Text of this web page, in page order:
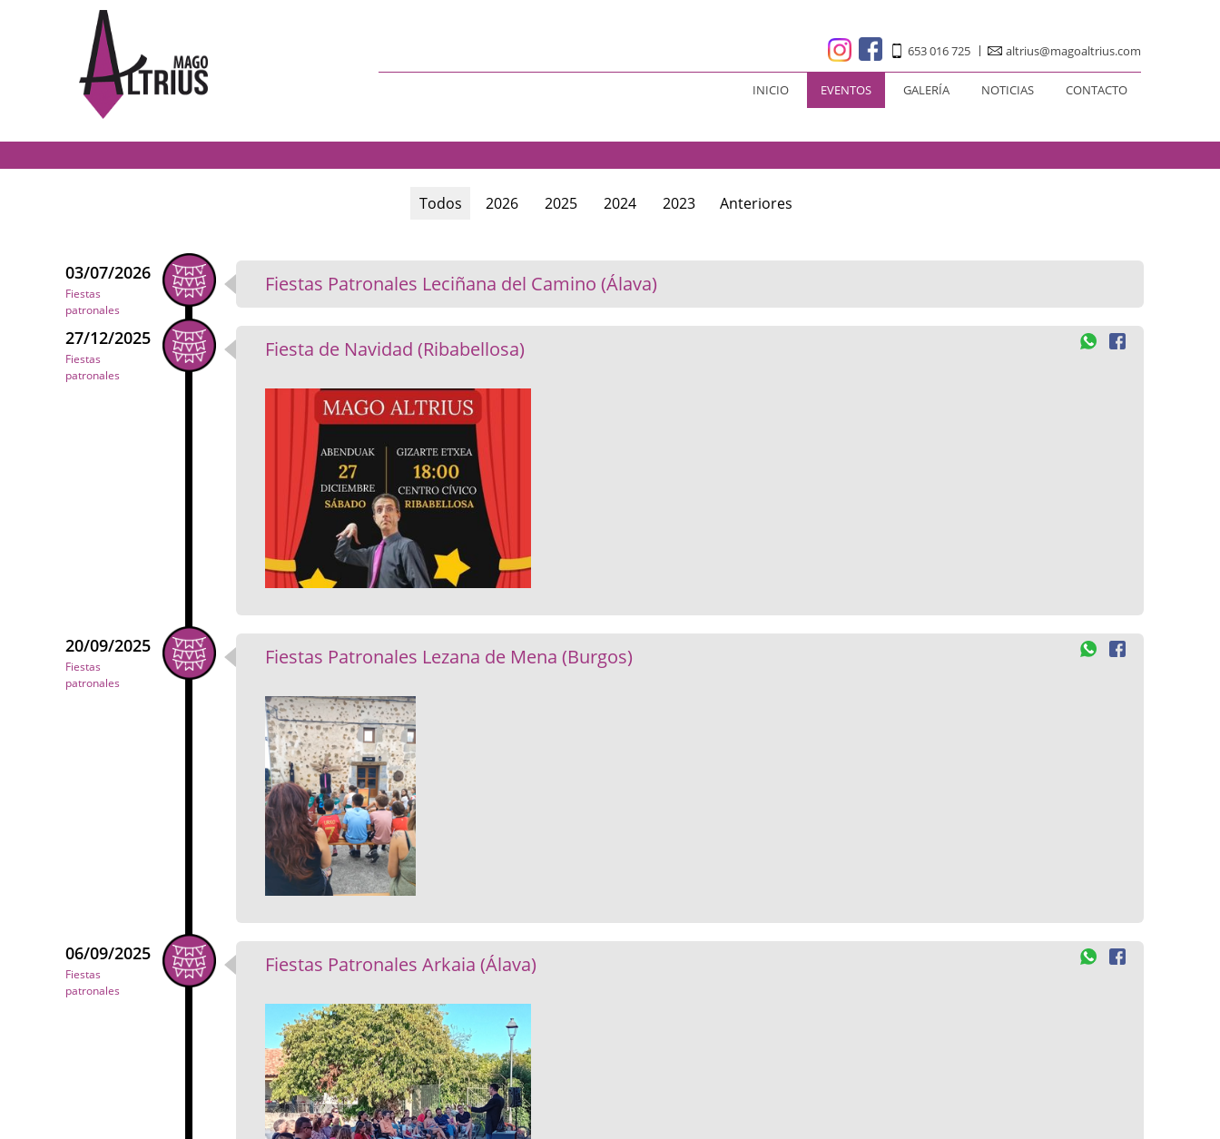
653 016 725 altrius@magoaltrius.com
INICIO EVENTOS GALERÍA NOTICIAS CONTACTO
Todos 2026 2025 2024 2023 Anteriores
03/07/2026
Fiestas
patronales
Fiestas Patronales Leciñana del Camino (Álava)
27/12/2025
Fiestas
patronales
Fiesta de Navidad (Ribabellosa)
20/09/2025
Fiestas
patronales
Fiestas Patronales Lezana de Mena (Burgos)
06/09/2025
Fiestas
patronales
Fiestas Patronales Arkaia (Álava)